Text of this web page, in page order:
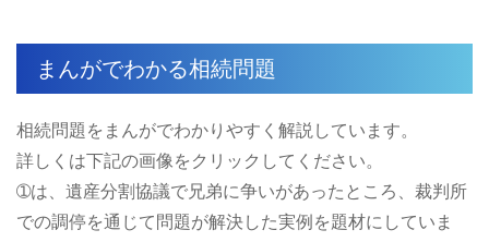
まんがでわかる相続問題
相続問題をまんがでわかりやすく解説しています。
詳しくは下記の画像をクリックしてください。
➀は、遺産分割協議で兄弟に争いがあったところ、裁判所
での調停を通じて問題が解決した実例を題材にしていま